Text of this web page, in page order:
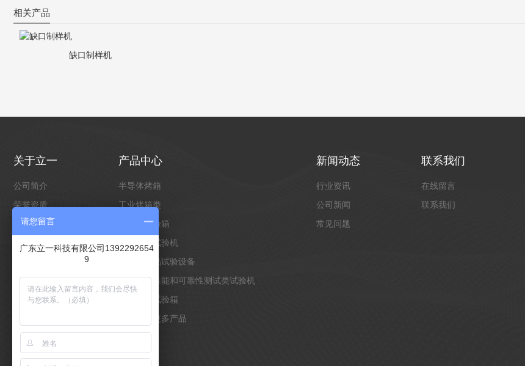
相关产品
缺口制样机
关于立一
公司简介
荣誉资质
企业形象
合作客户
非标定制
产品中心
半导体烤箱
工业烤箱类
环境类试验箱
万能材料试验机
电池类产品试验设备
物理材料性能和可靠性测试类试验机
光照老化试验箱
点击查看更多产品
新闻动态
行业资讯
公司新闻
常见问题
联系我们
在线留言
联系我们
请您留言
广东立一科技有限公司1392292654
9